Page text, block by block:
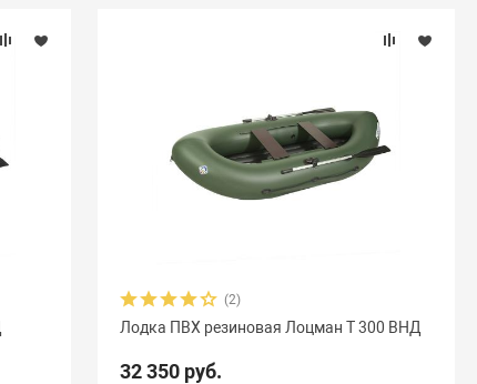
(2)
Лодка ПВХ резиновая Лоцман Т 300 ВНД
32 350 руб.